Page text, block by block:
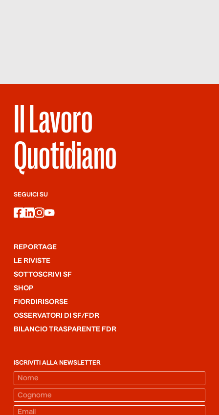
Il Lavoro
Quotidiano
SEGUICI SU
facebook
linkedin
instagram
youtube
REPORTAGE
LE RIVISTE
SOTTOSCRIVI SF
SHOP
FIORDIRISORSE
OSSERVATORI DI SF/FDR
BILANCIO TRASPARENTE FDR
ISCRIVITI ALLA NEWSLETTER